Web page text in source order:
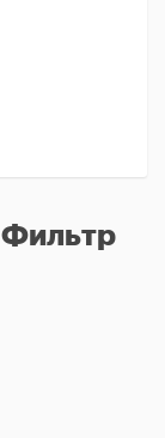
Фильтр